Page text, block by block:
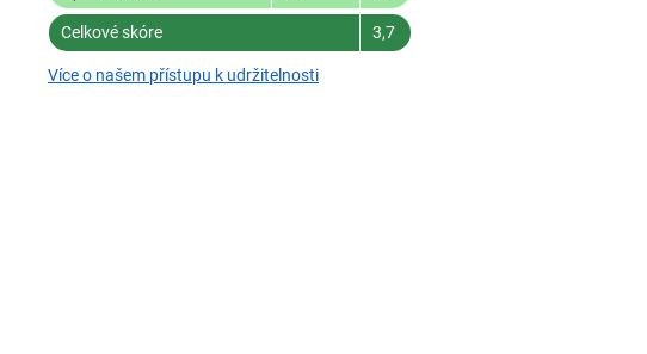
Celkové skóre 3,7
Více o našem přístupu k udržitelnosti